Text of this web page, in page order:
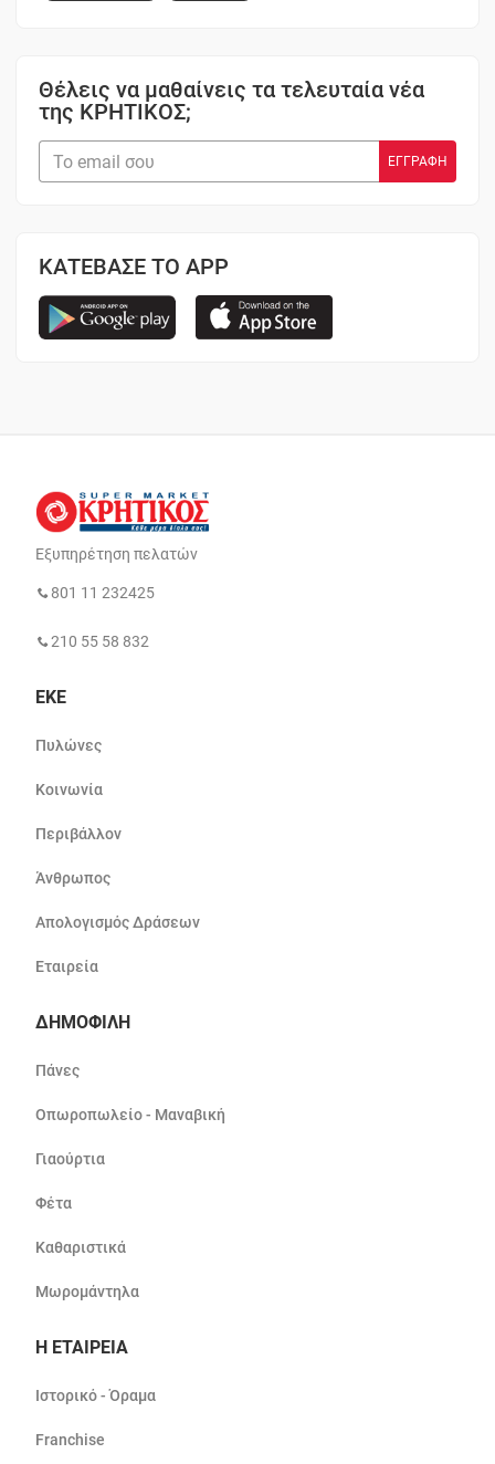
Θέλεις να μαθαίνεις τα τελευταία νέα
της ΚΡΗΤΙΚΟΣ;
ΚΑΤΕΒΑΣΕ ΤΟ APP
Εξυπηρέτηση πελατών
801 11 232425
210 55 58 832
ΕΚΕ
Πυλώνες
Κοινωνία
Περιβάλλον
Άνθρωπος
Απολογισμός Δράσεων
Εταιρεία
ΔΗΜΟΦΙΛΗ
Πάνες
Οπωροπωλείο - Μαναβική
Γιαούρτια
Φέτα
Καθαριστικά
Μωρομάντηλα
Η ΕΤΑΙΡΕΙΑ
Ιστορικό - Όραμα
Franchise